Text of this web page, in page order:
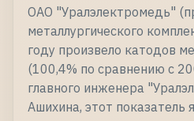
ОАО "Уралэлектромедь"
металлургического
году произвело катодов
(100,4% по сравнению с
главного инженера
Ашихина, этот показатель